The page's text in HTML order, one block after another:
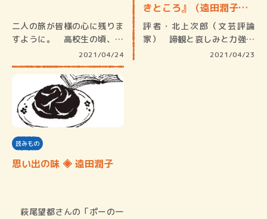
二人の旅が皆様の心に残りま
すように。 高校生の頃、文
2021/04/24
きところ』（遠田潤子・
著）
評者・北上次郎（文芸評論
家） 諦観と哀しみと力強い
2021/04/23
読みもの
思い出の味 ◈ 遠田潤子
萩尾望都さんの「ポーの一